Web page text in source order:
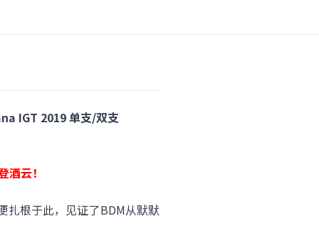
IGT 2019 单支/双支
云！
扎根于此，见证了BDM从默默